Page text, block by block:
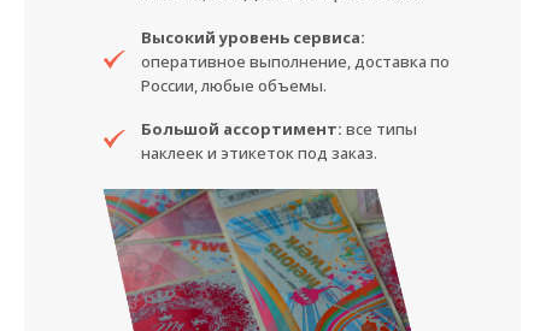
Высокий уровень сервиса:
оперативное выполнение, доставка по
России, любые объемы.
Большой ассортимент: все типы
наклеек и этикеток под заказ.